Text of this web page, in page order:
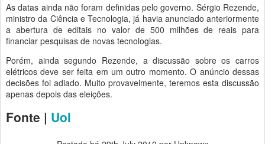
As datas ainda não foram definidas pelo governo. Sérgio Rezende,
ministro da Ciência e Tecnologia, já havia anunciado anteriormente
a abertura de editais no valor de 500 milhões de reais para
financiar pesquisas de novas tecnologias.
Porém, ainda segundo Rezende, a discussão sobre os carros
elétricos deve ser feita em um outro momento. O anúncio dessas
decisões foi adiado. Muito provavelmente, teremos esta discussão
apenas depois das eleições.
Fonte | Uol